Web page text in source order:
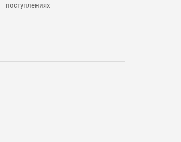
поступлениях